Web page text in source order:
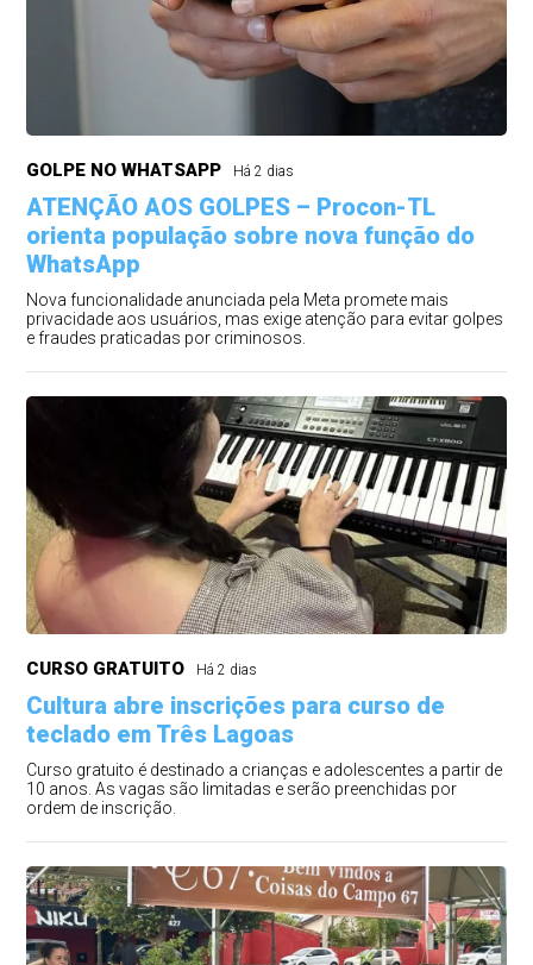
GOLPE NO WHATSAPP Há 2 dias
ATENÇÃO AOS GOLPES – Procon-TL
orienta população sobre nova função do
WhatsApp
Nova funcionalidade anunciada pela Meta promete mais
privacidade aos usuários, mas exige atenção para evitar golpes
e fraudes praticadas por criminosos.
CURSO GRATUITO Há 2 dias
Cultura abre inscrições para curso de
teclado em Três Lagoas
Curso gratuito é destinado a crianças e adolescentes a partir de
10 anos. As vagas são limitadas e serão preenchidas por
ordem de inscrição.